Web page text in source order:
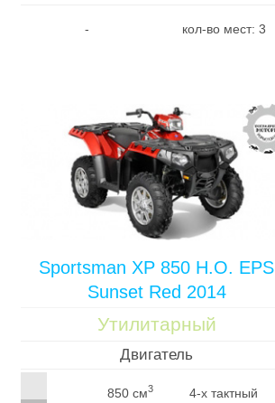
- кол-во мест: 3
Sportsman XP 850 H.O. EPS
Sunset Red 2014
Утилитарный
Двигатель
850 см3 4-х тактный